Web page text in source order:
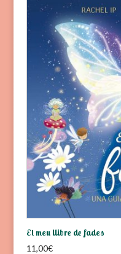
El meu llibre de fades
11,00€